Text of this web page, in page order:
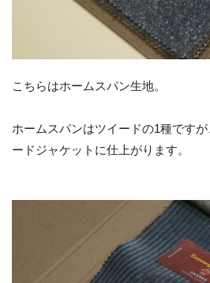
こちらはホームスパン生地。
ホームスパンはツイードの1種です
ードジャケットに仕上がります。